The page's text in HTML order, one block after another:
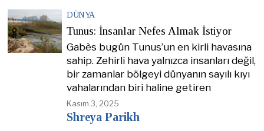
DÜNYA
Tunus: İnsanlar Nefes Almak İstiyor
Gabès bugün Tunus’un en kirli havasına
sahip. Zehirli hava yalnızca insanları değil,
bir zamanlar bölgeyi dünyanın sayılı kıyı
vahalarından biri haline getiren
Kasım 3, 2025
Shreya Parikh